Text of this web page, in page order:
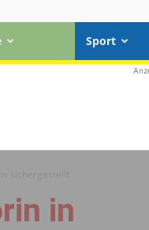
Sport
in